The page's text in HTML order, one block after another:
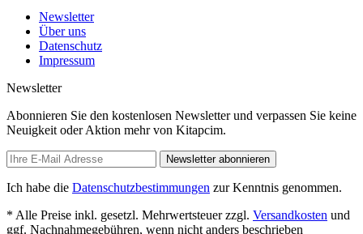
Newsletter
Über uns
Datenschutz
Impressum
Newsletter
Abonnieren Sie den kostenlosen Newsletter und verpassen Sie keine
Neuigkeit oder Aktion mehr von Kitapcim.
Newsletter abonnieren
Ich habe die Datenschutzbestimmungen zur Kenntnis genommen.
* Alle Preise inkl. gesetzl. Mehrwertsteuer zzgl. Versandkosten und
ggf. Nachnahmegebühren, wenn nicht anders beschrieben